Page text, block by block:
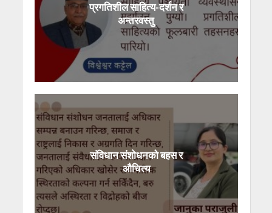
प्रगतिशील साहित्य-दर्शन र
अन्तरवस्तु
संविधान संशोधनको बहस र
औचित्य